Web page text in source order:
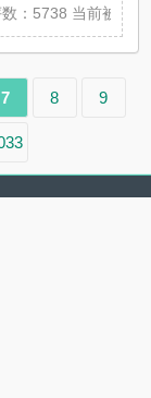
：5738 当前被收
7 8 9